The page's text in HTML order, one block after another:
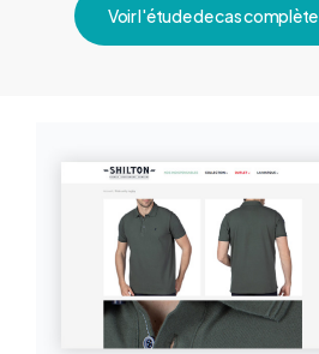
Voir l'étude de cas complète